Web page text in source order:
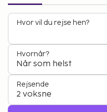
Hvor vil du rejse hen?
Hvornår?
Når som helst
Rejsende
2 voksne